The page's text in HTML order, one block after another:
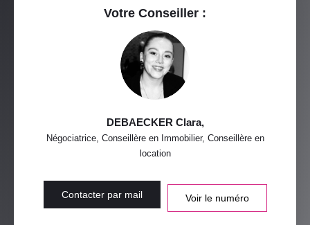
Votre Conseiller :
DEBAECKER Clara,
Négociatrice, Conseillère en Immobilier, Conseillère en
location
Contacter par mail Voir le numéro